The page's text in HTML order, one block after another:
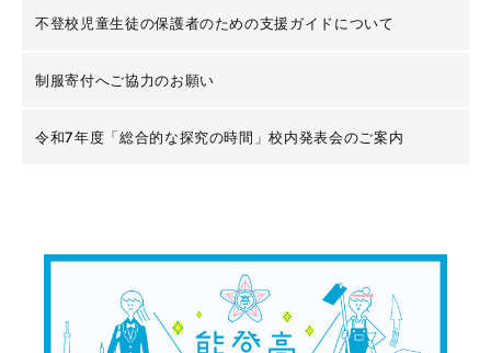
不登校児童生徒の保護者のための支援ガイドについて
制服寄付へご協力のお願い
令和7年度「総合的な探究の時間」校内発表会のご案内